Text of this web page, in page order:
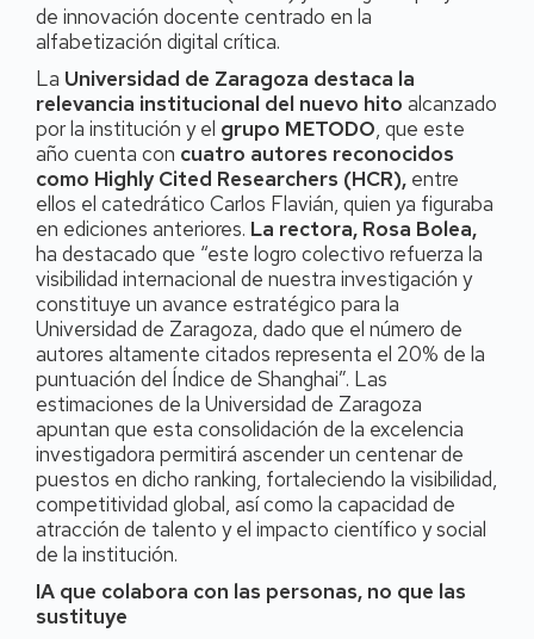
de innovación docente centrado en la
alfabetización digital crítica.
La Universidad de Zaragoza destaca la
relevancia institucional del nuevo hito alcanzado
por la institución y el grupo METODO, que este
año cuenta con cuatro autores reconocidos
como Highly Cited Researchers (HCR), entre
ellos el catedrático Carlos Flavián, quien ya figuraba
en ediciones anteriores. La rectora, Rosa Bolea,
ha destacado que “este logro colectivo refuerza la
visibilidad internacional de nuestra investigación y
constituye un avance estratégico para la
Universidad de Zaragoza, dado que el número de
autores altamente citados representa el 20% de la
puntuación del Índice de Shanghai”. Las
estimaciones de la Universidad de Zaragoza
apuntan que esta consolidación de la excelencia
investigadora permitirá ascender un centenar de
puestos en dicho ranking, fortaleciendo la visibilidad,
competitividad global, así como la capacidad de
atracción de talento y el impacto científico y social
de la institución.
IA que colabora con las personas, no que las
sustituye